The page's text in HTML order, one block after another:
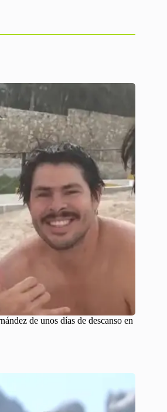
de unos días de descanso en